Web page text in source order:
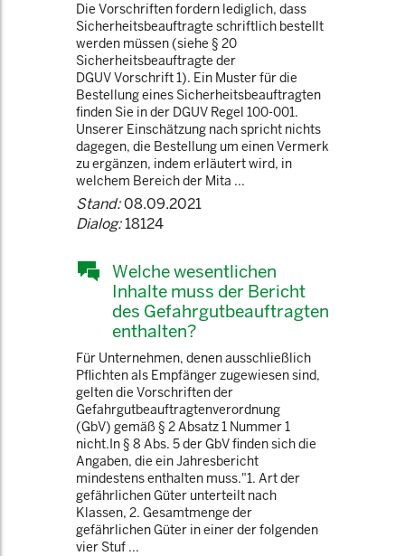
Die Vorschriften fordern lediglich, dass
Sicherheitsbeauftragte schriftlich bestellt
werden müssen (siehe § 20
Sicherheitsbeauftragte der
DGUV Vorschrift 1). Ein Muster für die
Bestellung eines Sicherheitsbeauftragten
finden Sie in der DGUV Regel 100-001.
Unserer Einschätzung nach spricht nichts
dagegen, die Bestellung um einen Vermerk
zu ergänzen, indem erläutert wird, in
welchem Bereich der Mita ...
Stand:08.09.2021
Dialog:18124
Welche wesentlichen
Inhalte muss der Bericht
des Gefahrgutbeauftragten
enthalten?
Für Unternehmen, denen ausschließlich
Pflichten als Empfänger zugewiesen sind,
gelten die Vorschriften der
Gefahrgutbeauftragtenverordnung
(GbV) gemäß § 2 Absatz 1 Nummer 1
nicht.In § 8 Abs. 5 der GbV finden sich die
Angaben, die ein Jahresbericht
mindestens enthalten muss."1. Art der
gefährlichen Güter unterteilt nach
Klassen, 2. Gesamtmenge der
gefährlichen Güter in einer der folgenden
vier Stuf ...